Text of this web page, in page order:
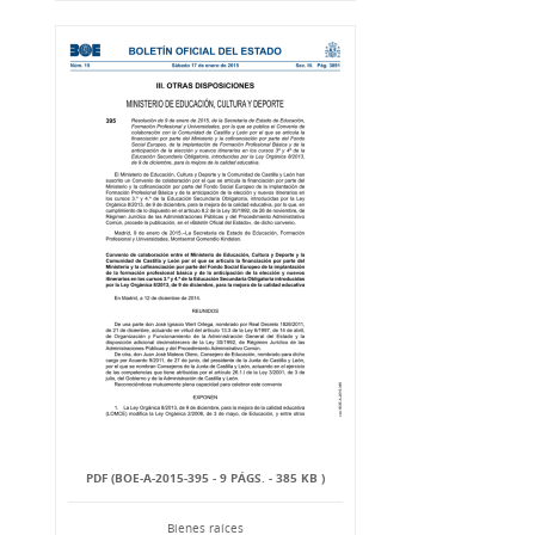
PDF (BOE-A-2015-395 - 9 PÁGS. - 385 KB )
Bienes raíces